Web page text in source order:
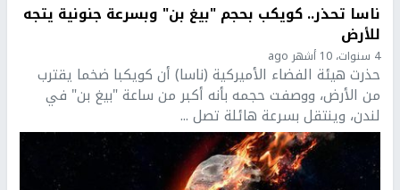
ناسا تحذر.. كويكب بحجم "بيغ بن" وبسرعة جنونية يتجه
للأرض
4 سنوات، 10 أشهر ago
حذرت هيئة الفضاء الأميركية (ناسا) أن كويكبا ضخما يقترب
من الأرض، ووصفت حجمه بأنه أكبر من ساعة "بيغ بن" في
لندن، وينتقل بسرعة هائلة تصل ...